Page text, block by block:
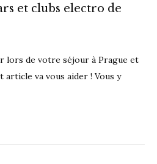
et clubs electro de
lors de votre séjour à Prague et
article va vous aider ! Vous y